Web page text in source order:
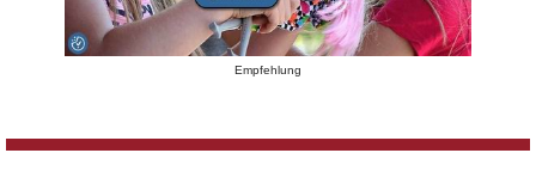
Empfehlung